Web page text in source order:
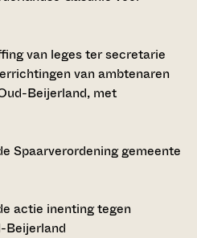
van leges ter secretarie
van ambtenaren
Beijerland, met
Spaarverordening gemeente
actie inenting tegen
Beijerland